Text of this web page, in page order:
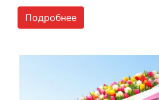
Подробнее